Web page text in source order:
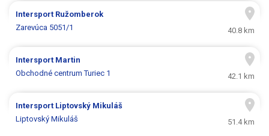
Intersport Ružomberok
Zarevúca 5051/1
40.8 km
Intersport Martin
Obchodné centrum Turiec 1
42.1 km
Intersport Liptovský Mikuláš
Liptovský Mikuláš
51.4 km